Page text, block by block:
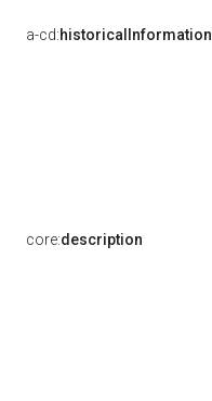
a-cd:historicalInformation
core:description